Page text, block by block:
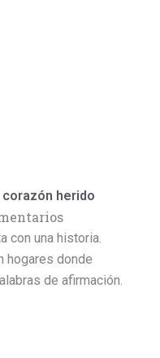
corazón herido
con una historia.
hogares donde
de afirmación.